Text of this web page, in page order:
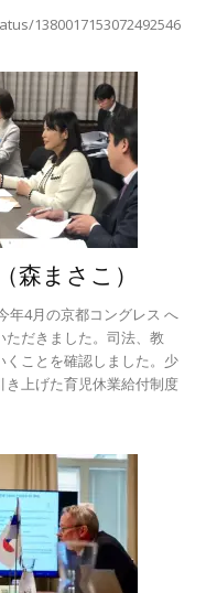
1380017153072492546
森まさこ）
年4月の京都コングレス へ
だきました。司法、教
ことを確認しました。少
上げた育児休業給付制度